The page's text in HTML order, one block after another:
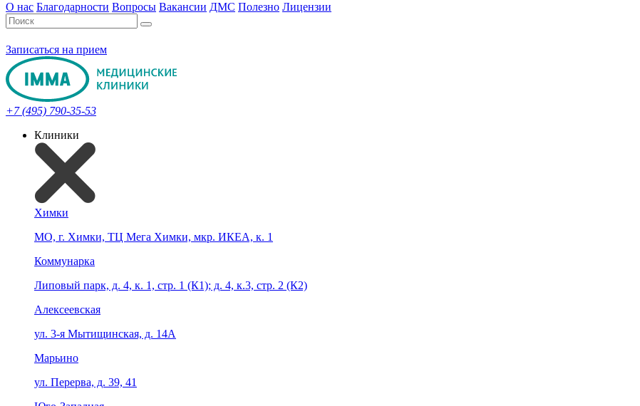
О нас Благодарности Вопросы Вакансии ДМС Полезно Лицензии
Записаться на прием
+7 (495) 790-35-53
Клиники
Химки
МО, г. Химки, ТЦ Мега Химки, мкр. ИКЕА, к. 1
Коммунарка
Липовый парк, д. 4, к. 1, стр. 1 (К1); д. 4, к.3, стр. 2 (К2)
Алексеевская
ул. 3-я Мытищинская, д. 14А
Марьино
ул. Перерва, д. 39, 41